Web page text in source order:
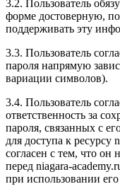
3.2. Пользователь
форме достоверную,
поддерживать эту
3.3. Пользователь
пароля напрямую
вариации символов).
3.4. Пользователь
ответственность за
пароля, связанных с
для доступа к ресурсу
согласен с тем, что он
перед niagara-
при использовании